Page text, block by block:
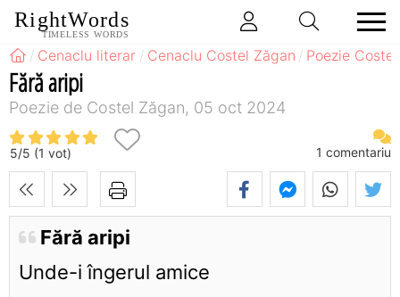
RightWords
TIMELESS WORDS
Cenaclu literar Cenaclu Costel Zăgan Poezie
Fără aripi
Poezie de Costel Zăgan, 05 oct 2024
5/5 (1 vot) 1 comentariu
Fără aripi
Unde-i îngerul amice